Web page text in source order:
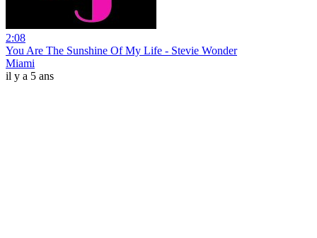
2:08
You Are The Sunshine Of My Life - Stevie Wonder
Miami
il y a 5 ans